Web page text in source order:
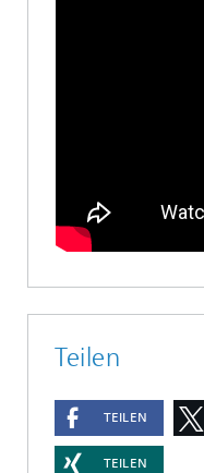
Teilen
TEILEN
TEILEN